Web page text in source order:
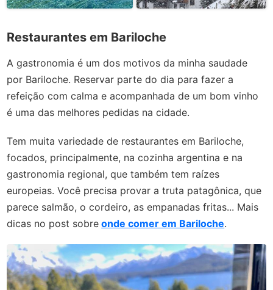
Restaurantes em Bariloche
A gastronomia é um dos motivos da minha saudade
por Bariloche. Reservar parte do dia para fazer a
refeição com calma e acompanhada de um bom vinho
é uma das melhores pedidas na cidade.
Tem muita variedade de restaurantes em Bariloche,
focados, principalmente, na cozinha argentina e na
gastronomia regional, que também tem raízes
europeias. Você precisa provar a truta patagônica, que
parece salmão, o cordeiro, as empanadas fritas... Mais
dicas no post sobre onde comer em Bariloche.